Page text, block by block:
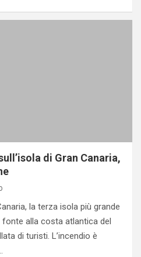
di Gran Canaria,
la terza isola più grande
fonte alla costa atlantica del
di turisti. L’incendio è